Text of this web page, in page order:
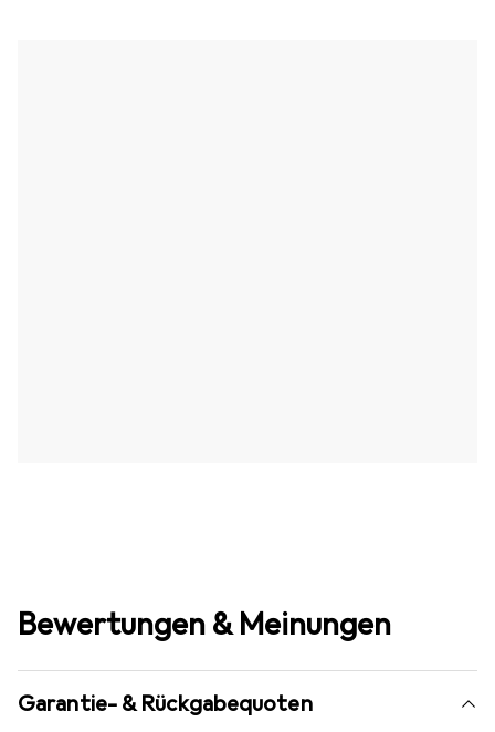
Bewertungen & Meinungen
Garantie- & Rückgabequoten